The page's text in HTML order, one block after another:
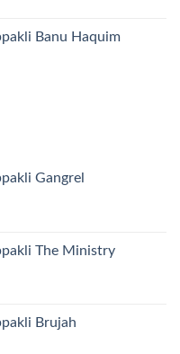
Banu Haquim
Gangrel
The Ministry
Brujah